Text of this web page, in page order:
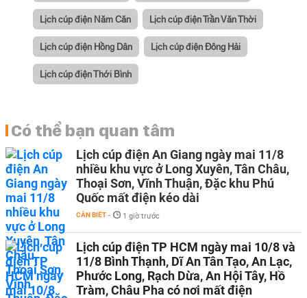
Lịch cúp điện Năm Căn Lịch cúp điện Trần Văn Thời
Lịch cúp điện Hồng Dân Lịch cúp điện Đông Hải
Lịch cúp điện Thới Bình
Có thể bạn quan tâm
Lịch cúp điện An Giang ngày mai 11/8
nhiều khu vực ở Long Xuyên, Tân Châu,
Thoại Sơn, Vĩnh Thuận, Đặc khu Phú
Quốc mất điện kéo dài
CẦN BIẾT - 1 giờ trước
Lịch cúp điện TP HCM ngày mai 10/8 và
11/8 Bình Thạnh, Dĩ An Tân Tạo, An Lạc,
Phước Long, Rạch Dừa, An Hội Tây, Hồ
Tràm, Châu Pha có nơi mất điện